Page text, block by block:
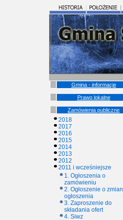
Gmina - informacje
Prawo lokalne
Zamówienia publiczne
2018
2017
2016
2015
2014
2013
2012
2011 i wcześniejsze
1. Ogłoszenia o
zamówieniu
2. Ogłoszenie o
ogłoszenia
3. Zaproszenie do
składania ofert
4. Siwz